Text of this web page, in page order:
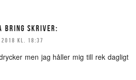
BRING SKRIVER:
2018 KL. 18:37
men jag håller mig till rek dagligt